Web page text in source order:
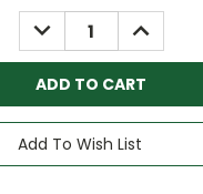
DECREASE
QUANTITY:
INCREASE
QUANTITY:
Add To Wish List